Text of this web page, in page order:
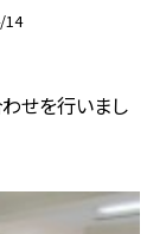
14
せを行いまし